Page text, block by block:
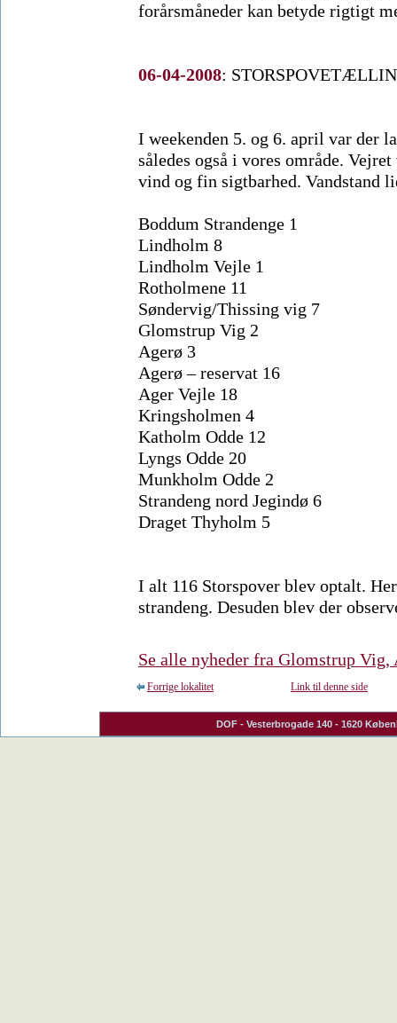
forårsmåneder kan betyde rigtigt
06-04-2008:
I weekenden 5. og 6. april var der
således også i vores område.
vind og fin sigtbarhed. Vandstand
Boddum Strandenge 1
Lindholm 8
Lindholm Vejle 1
Rotholmene 11
Søndervig/Thissing vig 7
Glomstrup Vig 2
Agerø 3
Agerø – reservat 16
Ager Vejle 18
Kringsholmen 4
Katholm Odde 12
Lyngs Odde 20
Munkholm Odde 2
Strandeng nord Jegindø 6
Draget Thyholm 5
I alt 116 Storspover blev optalt.
strandeng. Desuden blev der
Se alle nyheder fra Glomstrup Vig,
Forrige lokalitet Link til denne side
DOF - Vesterbrogade 140 - 1620